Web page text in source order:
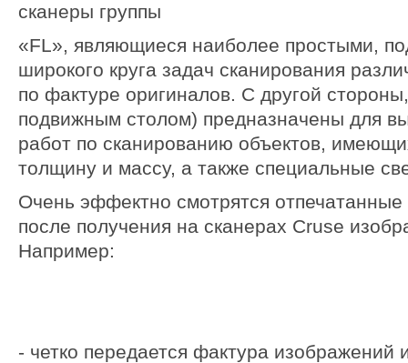
сканеры группы
«FL», являющиеся наиболее простыми,
широкого круга задач сканирования
по фактуре оригиналов. С другой
подвижным столом) предназначены для
работ по сканированию объектов,
толщину и массу, а также специальные
Очень эффектно смотрятся
после получения на сканерах Cruse
Например:
- четко передается фактура изображений